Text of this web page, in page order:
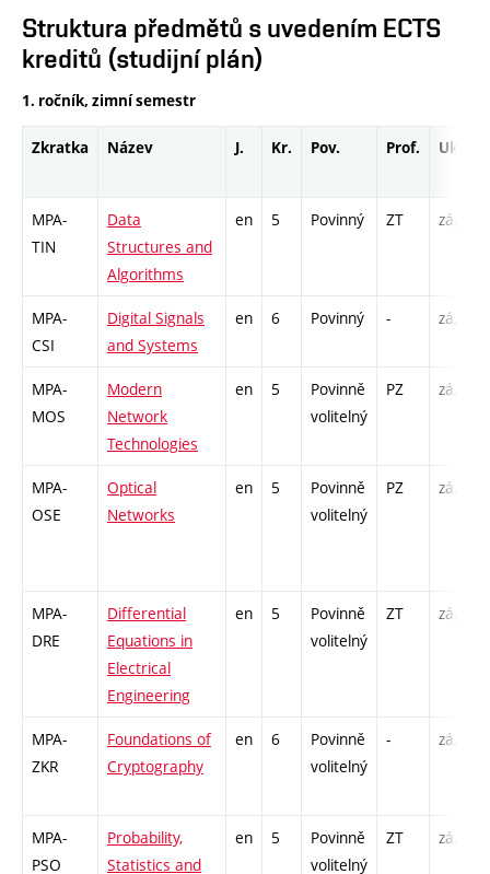
Struktura předmětů s uvedením ECTS
kreditů (studijní plán)
1. ročník, zimní semestr
Zkratka Název J. Kr. Pov. Prof. Uk.
MPA-
TIN
Data
Structures and
Algorithms
en 5 Povinný ZT zá,zk
MPA-
CSI
Digital Signals
and Systems
en 6 Povinný - zá,zk
MPA-
MOS
Modern
Network
Technologies
en 5
Povinně
volitelný
PZ zá,zk
MPA-
OSE
Optical
Networks
en 5
Povinně
volitelný
PZ zá,zk
MPA-
DRE
Differential
Equations in
Electrical
Engineering
en 5
Povinně
volitelný
ZT zá,zk
MPA-
ZKR
Foundations of
Cryptography
en 6
Povinně
volitelný
- zá,zk
MPA-
PSO
Probability,
Statistics and
en 5
Povinně
volitelný
ZT zá,zk